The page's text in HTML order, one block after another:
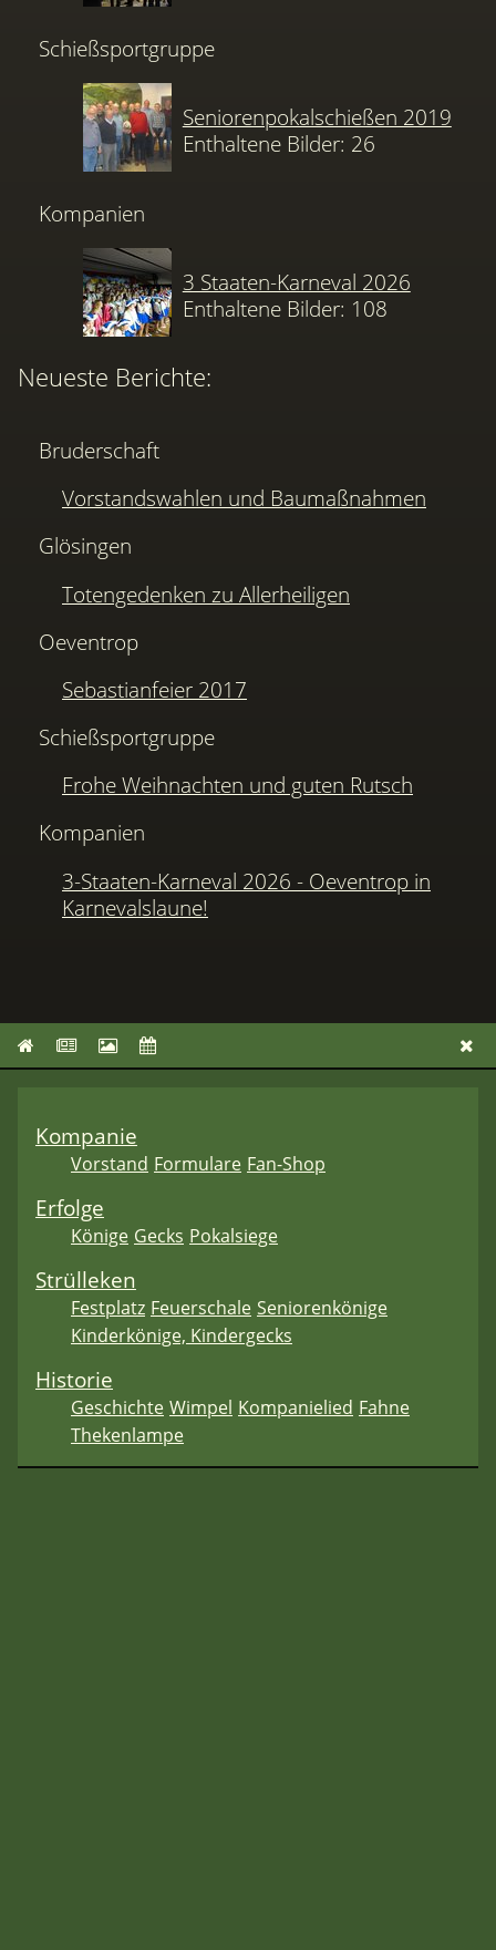
Schießsportgruppe
Seniorenpokalschießen 2019
Enthaltene Bilder: 26
Kompanien
3 Staaten-Karneval 2026
Enthaltene Bilder: 108
Neueste Berichte:
Bruderschaft
Vorstandswahlen und Baumaßnahmen
Glösingen
Totengedenken zu Allerheiligen
Oeventrop
Sebastianfeier 2017
Schießsportgruppe
Frohe Weihnachten und guten Rutsch
Kompanien
3-Staaten-Karneval 2026 - Oeventrop in
Karnevalslaune!
Kompanie
Vorstand Formulare Fan-Shop
Erfolge
Könige Gecks Pokalsiege
Strülleken
Festplatz Feuerschale Seniorenkönige
Kinderkönige, Kindergecks
Historie
Geschichte Wimpel Kompanielied Fahne
Thekenlampe